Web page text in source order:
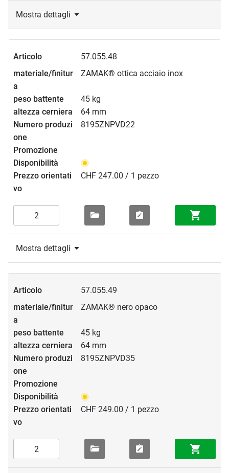
Mostra dettagli
57.055.48
ZAMAK® ottica acciaio inox
45 kg
64 mm
8195ZNPVD22
CHF 247.00 / 1 pezzo
Mostra dettagli
57.055.49
ZAMAK® nero opaco
45 kg
64 mm
8195ZNPVD35
CHF 249.00 / 1 pezzo